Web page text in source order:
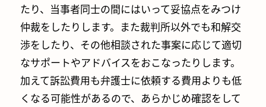
たり、当事者同士の間にはいって妥協点をみつけ
仲裁をしたりします。また裁判所以外でも和解交
渉をしたり、その他相談された事案に応じて適切
なサポートやアドバイスをおこなったりします。
加えて訴訟費用も弁護士に依頼する費用よりも低
くなる可能性があるので、あらかじめ確認をして